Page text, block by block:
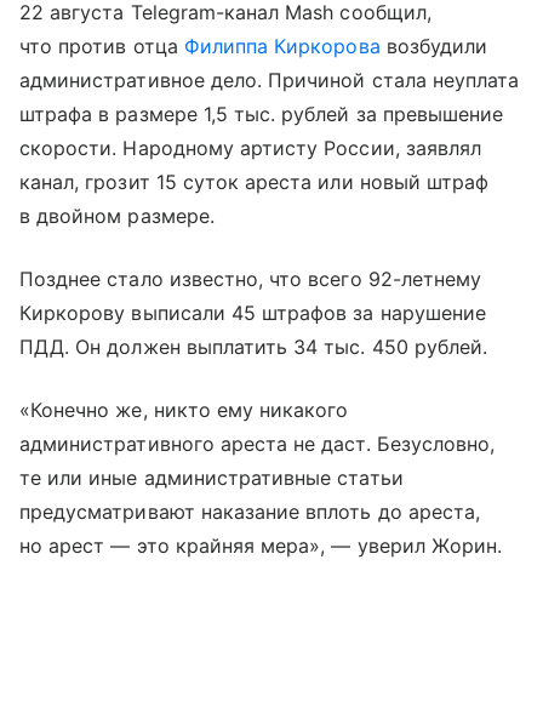
22 августа Telegram-канал Mash сообщил,
что против отца Филиппа Киркорова возбудили
административное дело. Причиной стала неуплата
штрафа в размере 1,5 тыс. рублей за превышение
скорости. Народному артисту России, заявлял
канал, грозит 15 суток ареста или новый штраф
в двойном размере.
Позднее стало известно, что всего 92-летнему
Киркорову выписали 45 штрафов за нарушение
ПДД. Он должен выплатить 34 тыс. 450 рублей.
«Конечно же, никто ему никакого
административного ареста не даст. Безусловно,
те или иные административные статьи
предусматривают наказание вплоть до ареста,
но арест — это крайняя мера», — уверил Жорин.